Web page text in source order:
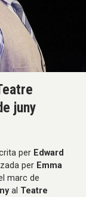
juny
per Edward
per Emma
marc de
al Teatre